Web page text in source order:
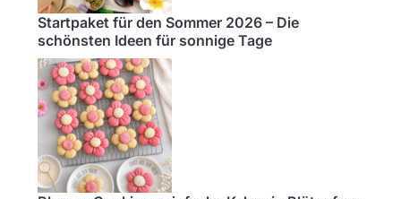
Startpaket für den Sommer 2026 – Die
schönsten Ideen für sonnige Tage